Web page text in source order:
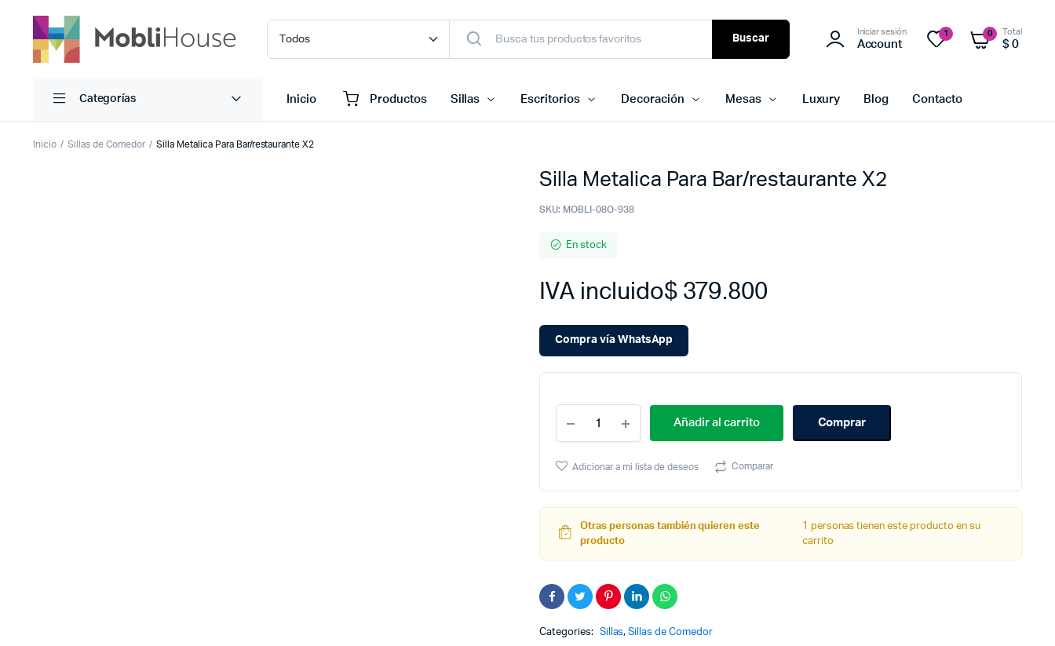
Buscar
Iniciar sesión
Account
1 0 Total
$ 0
Categorías Inicio Productos Sillas Escritorios Decoración Mesas Luxury Blog Contacto
Inicio Sillas de Comedor Silla Metalica Para Bar/restaurante X2
Silla Metalica Para Bar/restaurante X2
SKU: MOBLI-08O-938
En stock
$379.800
IVA incluido
Compra vía WhatsApp
Silla
Metalica
Bar/restaurante
Añadir al carrito Comprar
Adicionar a mi lista de deseos Comparar
Otras personas también quieren este
producto
1 personas tienen este producto en su
carrito
Categories: Sillas,Sillas de Comedor